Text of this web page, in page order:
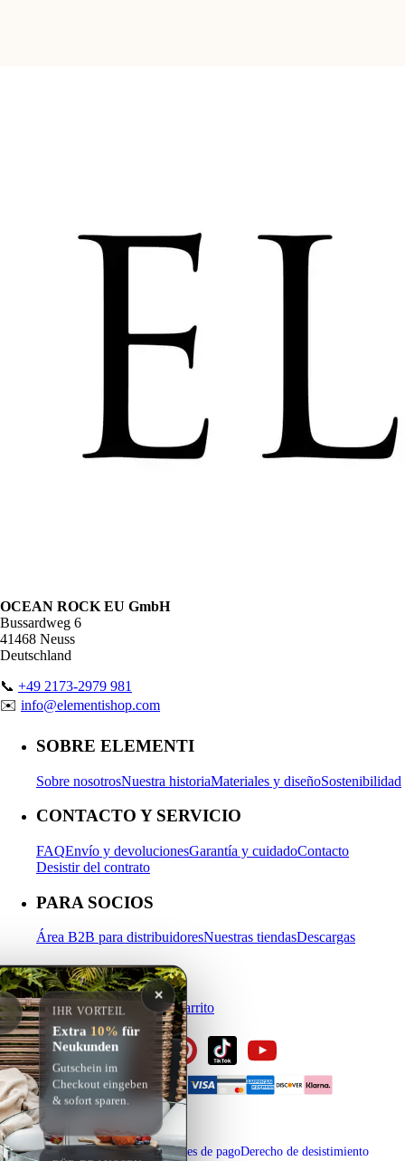
OCEAN ROCK EU GmbH
Bussardweg 6
41468 Neuss
Deutschland
📞 +49 2173-2979 981
✉️ info@elementishop.com
SOBRE ELEMENTI
Sobre nosotrosNuestra historiaMateriales y diseñoSostenibilidad
CONTACTO Y SERVICIO
FAQEnvío y devolucionesGarantía y cuidadoContacto
Desistir del contrato
PARA SOCIOS
Área B2B para distribuidoresNuestras tiendasDescargas
MI CUENTA
Iniciar sesiónRegistrarseCarrito
Aviso legal Envío y condiciones de pagoDerecho de desistimiento
✕
IHR VORTEIL
Extra10% für
Neukunden
Gutschein im
Checkout eingeben
& sofort sparen.